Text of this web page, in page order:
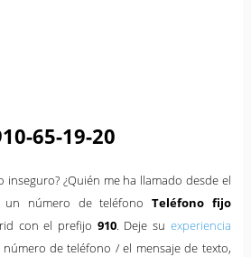
65-19-20
inseguro? ¿Quién me ha llamado desde el
un número de teléfono Teléfono fijo
con el prefijo 910. Deje su experiencia
de teléfono / el mensaje de texto,